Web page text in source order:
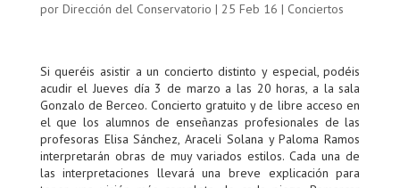
por Dirección del Conservatorio | 25 Feb 16 | Conciertos
Si queréis asistir a un concierto distinto y especial, podéis
acudir el Jueves día 3 de marzo a las 20 horas, a la sala
Gonzalo de Berceo. Concierto gratuito y de libre acceso en
el que los alumnos de enseñanzas profesionales de las
profesoras Elisa Sánchez, Araceli Solana y Paloma Ramos
interpretarán obras de muy variados estilos. Cada una de
las interpretaciones llevará una breve explicación para